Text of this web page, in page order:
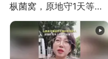
枞菌窝，原地守1天等它
长大：挖了140多朵